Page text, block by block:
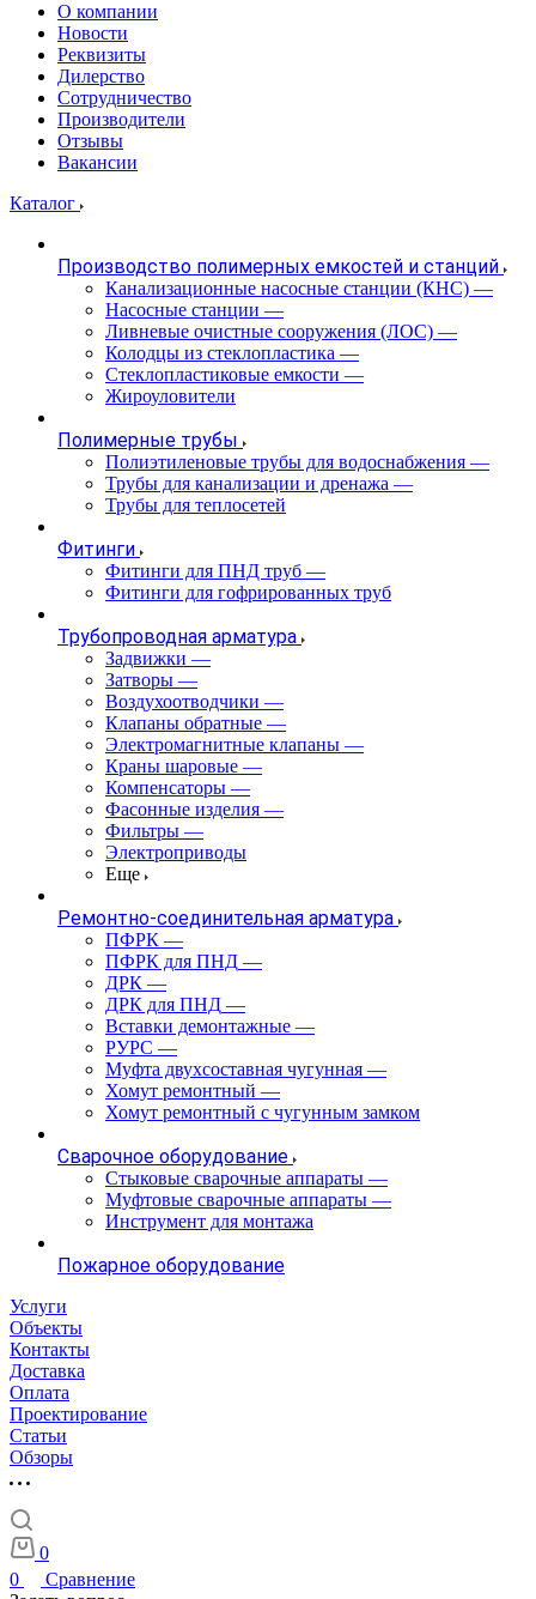
О компании
Новости
Реквизиты
Дилерство
Сотрудничество
Производители
Отзывы
Вакансии
Каталог
Производство полимерных емкостей и станций
Канализационные насосные станции (КНС) —
Насосные станции —
Ливневые очистные сооружения (ЛОС) —
Колодцы из стеклопластика —
Стеклопластиковые емкости —
Жироуловители
Полимерные трубы
Полиэтиленовые трубы для водоснабжения —
Трубы для канализации и дренажа —
Трубы для теплосетей
Фитинги
Фитинги для ПНД труб —
Фитинги для гофрированных труб
Трубопроводная арматура
Задвижки —
Затворы —
Воздухоотводчики —
Клапаны обратные —
Электромагнитные клапаны —
Краны шаровые —
Компенсаторы —
Фасонные изделия —
Фильтры —
Электроприводы
Еще
Ремонтно-соединительная арматура
ПФРК —
ПФРК для ПНД —
ДРК —
ДРК для ПНД —
Вставки демонтажные —
РУРС —
Муфта двухсоставная чугунная —
Хомут ремонтный —
Хомут ремонтный с чугунным замком
Сварочное оборудование
Стыковые сварочные аппараты —
Муфтовые сварочные аппараты —
Инструмент для монтажа
Пожарное оборудование
Услуги
Объекты
Контакты
Доставка
Оплата
Проектирование
Статьи
Обзоры
0
0
Сравнение